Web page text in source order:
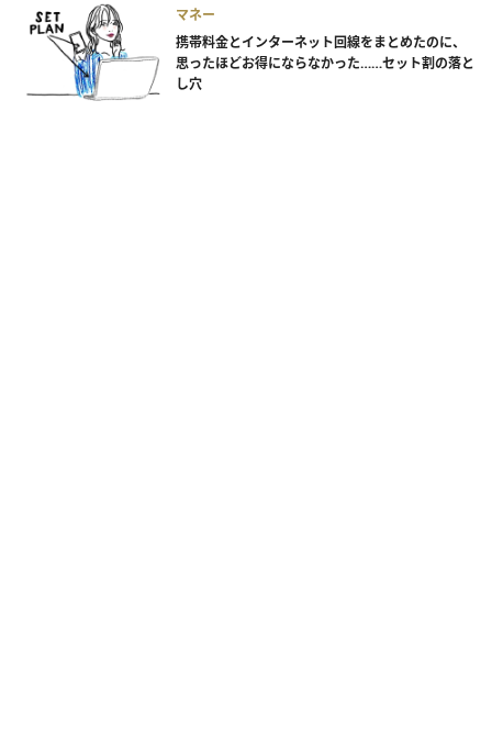
マネー
携帯料金とインターネット回線をまとめたのに、
思ったほどお得にならなかった……セット割の落と
し穴